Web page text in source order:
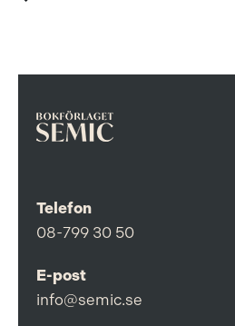
Telefon
08-799 30 50
E-post
info@semic.se